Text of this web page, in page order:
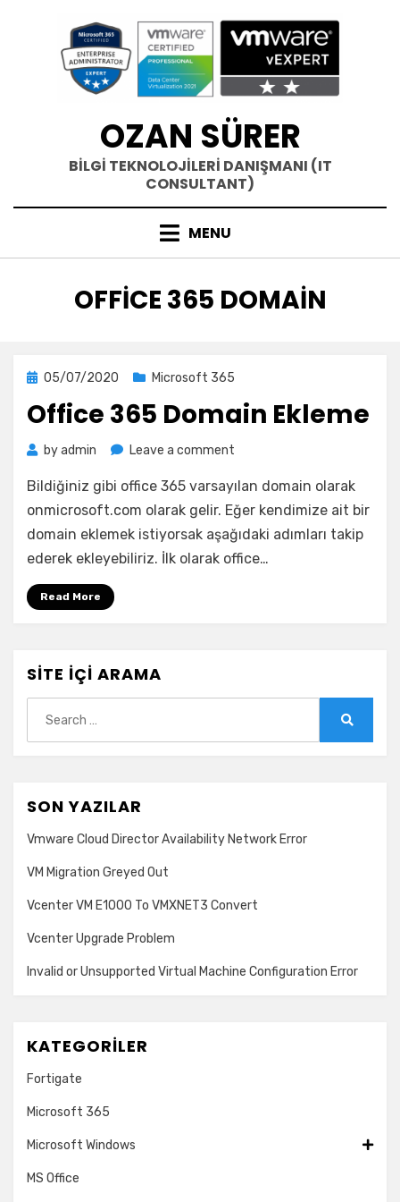
OZAN SÜRER
BİLGİ TEKNOLOJİLERİ DANIŞMANI (IT
CONSULTANT)
MENU
ETIKET
:
OFFICE 365 DOMAIN
Posted
05/07/2020 Microsoft 365
Office 365 Domain Ekleme
byadmin Leave a comment
365
Domain
Ekleme
Bildiğiniz gibi office 365 varsayılan domain olarak
onmicrosoft.com olarak gelir. Eğer kendimize ait bir
domain eklemek istiyorsak aşağıdaki adımları takip
ederek ekleyebiliriz. İlk olarak office…
Read More
SITE İÇI ARAMA
for:
SON YAZILAR
Vmware Cloud Director Availability Network Error
VM Migration Greyed Out
Vcenter VM E1000 To VMXNET3 Convert
Vcenter Upgrade Problem
Invalid or Unsupported Virtual Machine Configuration Error
KATEGORILER
Fortigate
Microsoft 365
Microsoft Windows
MS Office